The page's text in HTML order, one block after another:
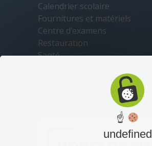
Calendrier scolaire
Fournitures et matériels
Centre d’examens
Restauration
Santé
☝
undefined